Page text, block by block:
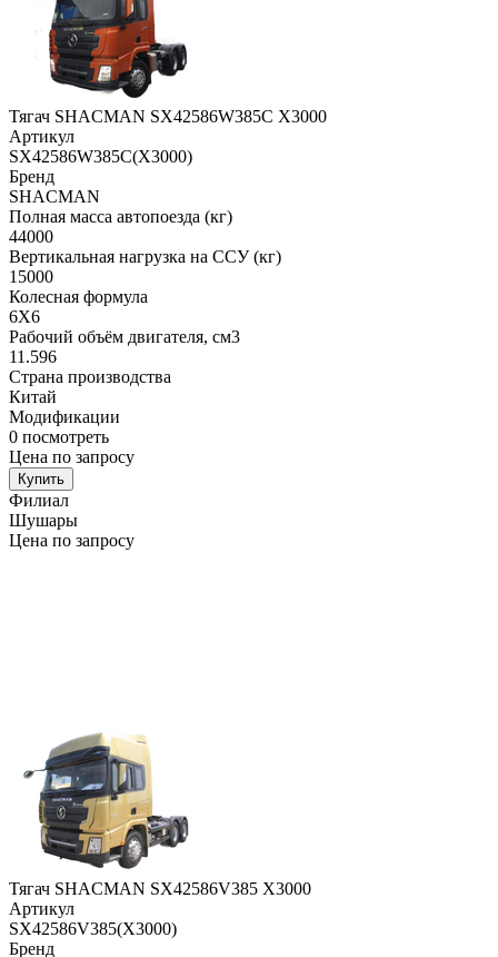
Тягач SHACMAN SX42586W385C X3000
Артикул
SX42586W385C(X3000)
Бренд
SHACMAN
Полная масса автопоезда (кг)
44000
Вертикальная нагрузка на ССУ (кг)
15000
Колесная формула
6X6
Рабочий объём двигателя, cм3
11.596
Страна производства
Китай
Модификации
0 посмотреть
Цена по запросу
Купить
Филиал
Шушары
Цена по запросу
Тягач SHACMAN SX42586V385 X3000
Артикул
SX42586V385(X3000)
Бренд